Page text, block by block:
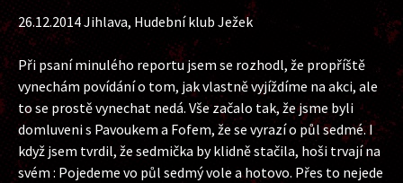
26.12.2014 Jihlava, Hudební klub Ježek
Při psaní minulého reportu jsem se rozhodl, že propříště
vynechám povídání o tom, jak vlastně vyjíždíme na akci, ale
to se prostě vynechat nedá. Vše začalo tak, že jsme byli
domluveni s Pavoukem a Fofem, že se vyrazí o půl sedmé. I
když jsem tvrdil, že sedmička by klidně stačila, hoši trvají na
svém : Pojedeme vo půl sedmý vole a hotovo. Přes to nejede